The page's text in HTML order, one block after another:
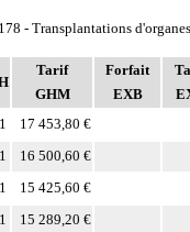
Tarif
GHM
Forfait
EXB
17 453,80 €
16 500,60 €
15 425,60 €
15 289,20 €
- Transplantations d'organes